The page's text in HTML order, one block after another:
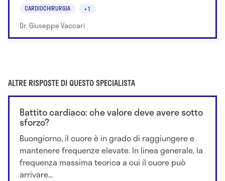
CARDIOCHIRURGIA +1
Dr. Giuseppe Vaccari
ALTRE RISPOSTE DI QUESTO SPECIALISTA
Battito cardiaco: che valore deve avere sotto
sforzo?
Buongiorno, il cuore è in grado di raggiungere e
mantenere frequenze elevate. In linea generale, la
frequenza massima teorica a cui il cuore può
arrivare...